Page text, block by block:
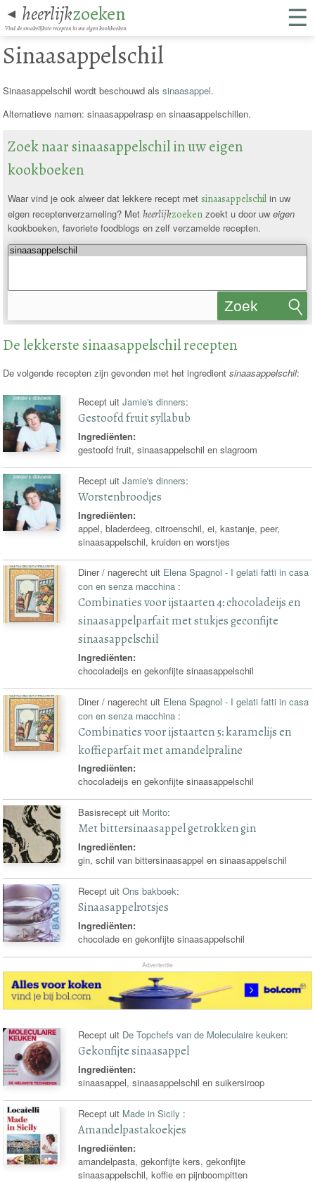
◄ heerlijkzoeken
Vind de smakelijkste recepten in uw eigen kookboeken. ☰
Sinaasappelschil
Sinaasappelschil wordt beschouwd alssinaasappel.
Alternatieve namen: sinaasappelrasp en sinaasappelschillen.
Zoek naar sinaasappelschil in uw eigen
kookboeken
Waar vind je ook alweer dat lekkere recept met sinaasappelschil in uw
eigen receptenverzameling? Met heerlijkzoeken zoekt u door uw eigen
kookboeken, favoriete foodblogs en zelf verzamelde recepten.
Zoek
De lekkerste sinaasappelschil recepten
De volgende recepten zijn gevonden met het ingredientsinaasappelschil:
Recept uitJamie's dinners:
Gestoofd fruit syllabub
Ingrediënten:
gestoofd fruit, sinaasappelschil en slagroom
Recept uitJamie's dinners:
Worstenbroodjes
Ingrediënten:
appel, bladerdeeg, citroenschil, ei, kastanje, peer,
sinaasappelschil, kruiden en worstjes
Diner / nagerecht uit Elena Spagnol - I gelati fatti in casa
con en senza macchina :
Combinaties voor ijstaarten 4: chocoladeijs en
sinaasappelparfait met stukjes geconfijte
sinaasappelschil
Ingrediënten:
chocoladeijs en gekonfijte sinaasappelschil
Diner / nagerecht uit Elena Spagnol - I gelati fatti in casa
con en senza macchina :
Combinaties voor ijstaarten 5: karamelijs en
koffieparfait met amandelpraline
Ingrediënten:
chocoladeijs en gekonfijte sinaasappelschil
Basisrecept uit Morito:
Met bittersinaasappel getrokken gin
Ingrediënten:
gin, schil van bittersinaasappel en sinaasappelschil
Recept uitOns bakboek:
Sinaasappelrotsjes
Ingrediënten:
chocolade en gekonfijte sinaasappelschil
Advertentie
Recept uit De Topchefs van de Moleculaire keuken:
Gekonfijte sinaasappel
Ingrediënten:
sinaasappel, sinaasappelschil en suikersiroop
Recept uit Made in Sicily :
Amandelpastakoekjes
Ingrediënten:
amandelpasta, gekonfijte kers, gekonfijte
sinaasappelschil, koffie en pijnboompitten